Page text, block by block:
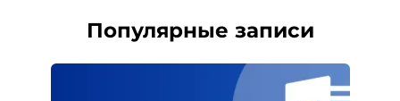
Популярные записи